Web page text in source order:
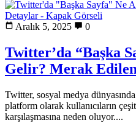
Aralık 5, 2025 0
Twitter’da “Başka
Gelir? Merak
Twitter, sosyal medya
platform olarak kullanıcıların
karşılaşmasına neden oluyor....